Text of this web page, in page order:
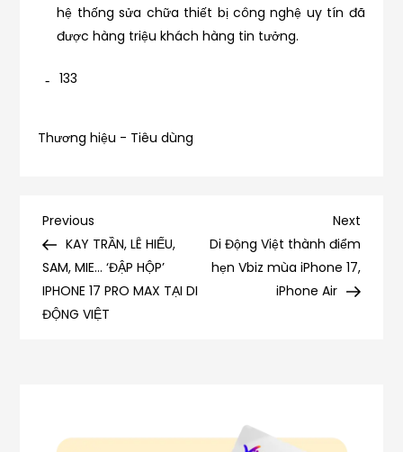
hệ thống sửa chữa thiết bị công nghệ uy tín đã
được hàng triệu khách hàng tin tưởng.
133
Thương hiệu - Tiêu dùng
Điều
hướng
bài
Previous
Post
Previous
KAY TRẦN, LÊ HIẾU,
SAM, MIE… ‘ĐẬP HỘP’
IPHONE 17 PRO MAX TẠI DI
ĐỘNG VIỆT
Next
Post
Next
Di Động Việt thành điểm
hẹn Vbiz mùa iPhone 17,
iPhone Air